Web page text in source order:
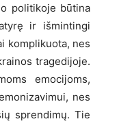
politikoje būtina
ir išmintingi
komplikuota, nes
tragedijoje.
emocijoms,
nes
sprendimų. Tie